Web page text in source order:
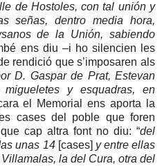
de Hostoles, con tal unión y
señas, dentro media hora,
de la Unión, sabiendo
ens diu –i ho silencien les
rendició que s’imposaren als
D. Gaspar de Prat, Estevan
y esquadras, en
el Memorial ens aporta la
cases del poble que foren
cap altra font no diu: “del
unas 14[cases] y entre ellas
la del Cura, otra del